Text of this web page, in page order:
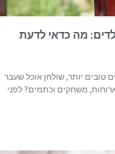
מה כדאי לדעת
טובים יותר, שולחן אוכל שעבר
משחקים וכתמים? לפני